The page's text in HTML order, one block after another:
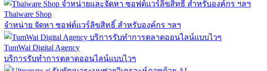
Thaiware Shop
จำหน่าย จัดหา ซอฟต์แวร์ลิขสิทธิ์ สำหรับองค์กร ฯลฯ
TumWai Digital Agency
บริการรับทำการตลาดออนไลน์แบบไวๆ